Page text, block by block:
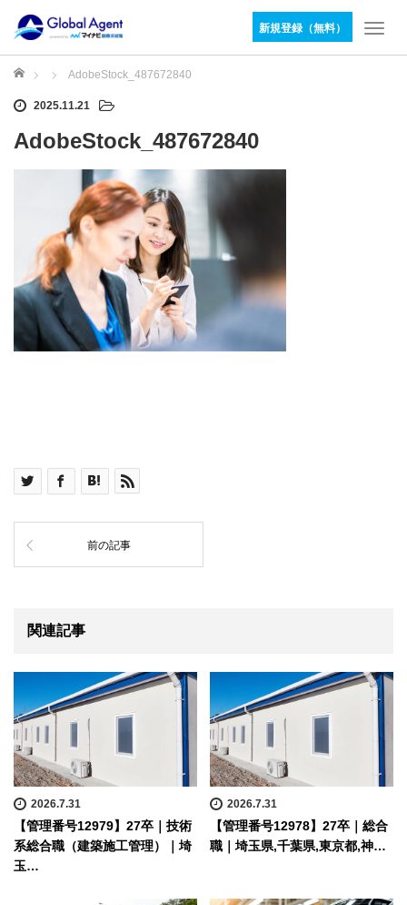
新規登録（無料）
T
ホーム AdobeStock_487672840
2025.11.21
AdobeStock_487672840
前の記事
関連記事
2026.7.31
【管理番号12979】27卒｜技術
系総合職（建築施工管理）｜埼
玉…
2026.7.31
【管理番号12978】27卒｜総合
職｜埼玉県,千葉県,東京都,神…